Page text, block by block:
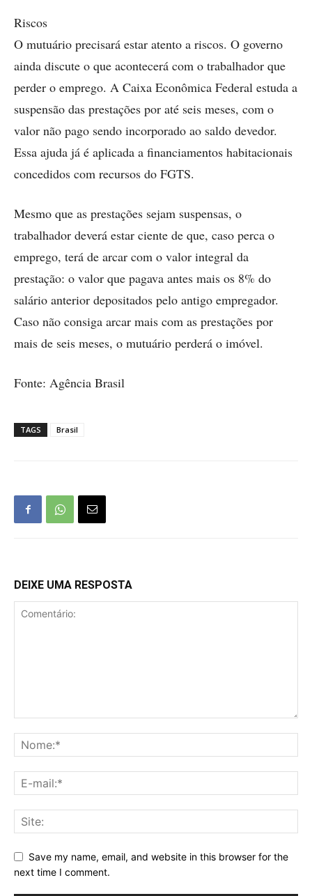
Riscos
O mutuário precisará estar atento a riscos. O governo
ainda discute o que acontecerá com o trabalhador que
perder o emprego. A Caixa Econômica Federal estuda a
suspensão das prestações por até seis meses, com o
valor não pago sendo incorporado ao saldo devedor.
Essa ajuda já é aplicada a financiamentos habitacionais
concedidos com recursos do FGTS.
Mesmo que as prestações sejam suspensas, o
trabalhador deverá estar ciente de que, caso perca o
emprego, terá de arcar com o valor integral da
prestação: o valor que pagava antes mais os 8% do
salário anterior depositados pelo antigo empregador.
Caso não consiga arcar mais com as prestações por
mais de seis meses, o mutuário perderá o imóvel.
Fonte: Agência Brasil
TAGS Brasil
DEIXE UMA RESPOSTA
Save my name, email, and website in this browser for the
next time I comment.